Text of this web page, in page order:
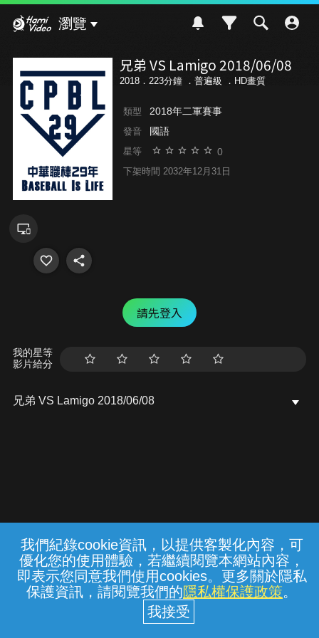
我們紀錄cookie資訊，以提供客製化內容，可
優化您的使用體驗，若繼續閱覽本網站內容，
即表示您同意我們使用cookies。更多關於隱私
保護資訊，請閱覽我們的隱私權保護政策。
瀏覽
兄弟 VS Lamigo 2018/06/08
2018．223分鐘 ． 普遍級 ．HD畫質
類型 2018年二軍賽事
發音 國語
星等 0
下架時間 2032年12月31日
請先登入
我的星等
影片給分
兄弟 VS Lamigo 2018/06/08
常見問題 線上客服 服務條款 隱私權保護
中華電信股份有限公司個人家庭分公司
(統一編號：96979949) © 2026
{{notifyMsg}}